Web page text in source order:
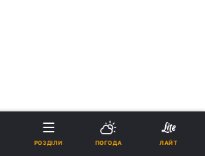
РОЗДІЛИ ПОГОДА ЛАЙТ